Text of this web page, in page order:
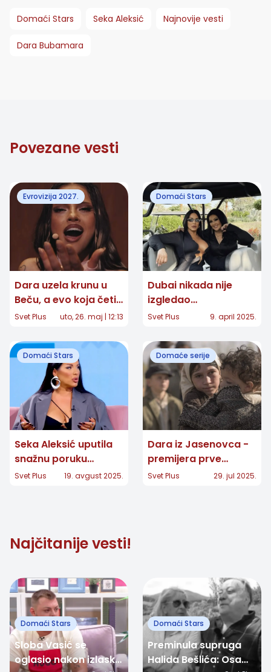
Domaći Stars Seka Aleksić Najnovije vesti
Dara Bubamara
Povezane vesti
Evrovizija 2027.
Dara uzela krunu u
Beču, a evo koja četiri
grada se bore za
Bugarskoj
Svet Plus uto, 26. maj | 12:13
Domaći Stars
Dubai nikada nije
izgledao
glamuroznije: Seka
Mirković zablistale
zajedno!
Svet Plus 9. april 2025.
Domaći Stars
Seka Aleksić uputila
snažnu poruku
roditeljima i deci pred
Svet Plus 19. avgust 2025.
Domaće serije
Dara iz Jasenovca -
premijera prve
epizode 2. avgusta
Svet Plus 29. jul 2025.
Najčitanije vesti!
Domaći Stars
Sloba Vasić se
oglasio nakon izlaska
Domaći Stars
Preminula supruga
Halida Bešlića: Osam